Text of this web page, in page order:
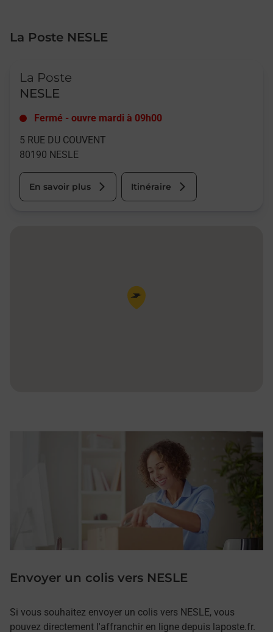
La Poste NESLE
La Poste
NESLE
Fermé - ouvre mardi à 09h00
5 RUE DU COUVENT
80190 NESLE
En savoir plus Itinéraire
Pin de la carte
Envoyer un colis vers NESLE
Si vous souhaitez envoyer un colis vers NESLE, vous
pouvez directement l'affranchir en ligne depuis laposte.fr.